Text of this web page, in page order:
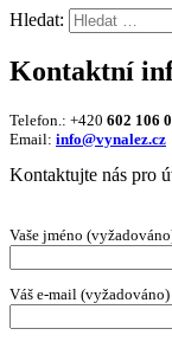
Hledat:
Kontaktní
Telefon.: +420 602 106
Email: info@vynalez.cz
Kontaktujte nás pro
Vaše jméno
Váš e-mail (vyžadováno)